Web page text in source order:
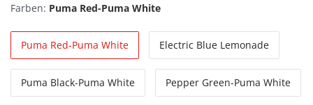
Farben: Puma Red-Puma White
Puma Red-Puma White Electric Blue Lemonade
Puma Black-Puma White Pepper Green-Puma White